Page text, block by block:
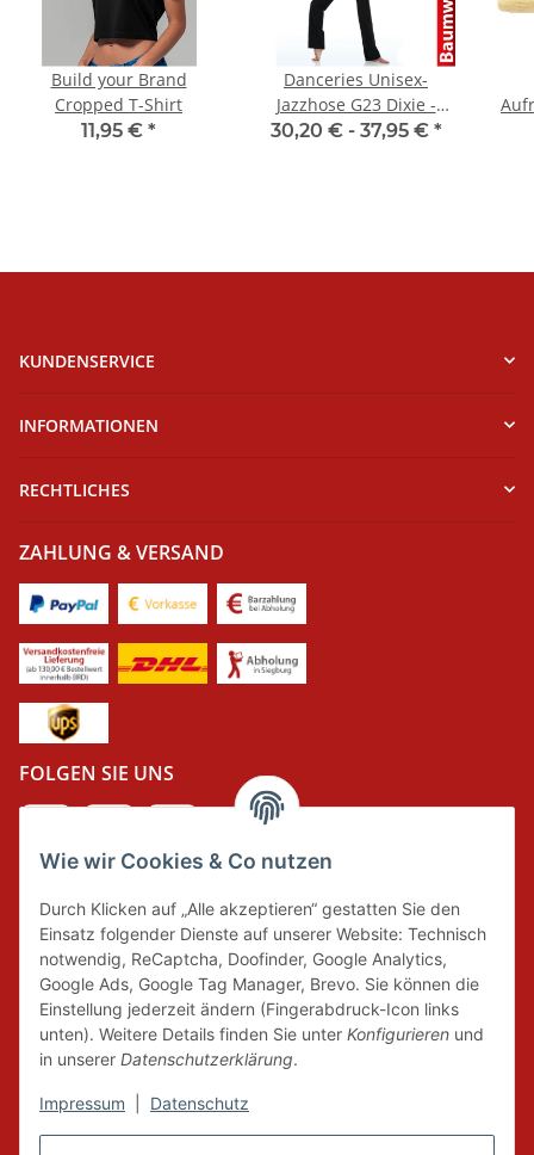
Wie wir Cookies & Co nutzen
Durch Klicken auf „Alle akzeptieren“ gestatten Sie den
Einsatz folgender Dienste auf unserer Website: Technisch
notwendig, ReCaptcha, Doofinder, Google Analytics,
Google Ads, Google Tag Manager, Brevo. Sie können die
Einstellung jederzeit ändern (Fingerabdruck-Icon links
unten). Weitere Details finden Sie unter Konfigurieren und
in unserer Datenschutzerklärung.
Impressum Datenschutz
Build your Brand
Cropped T-Shirt
11,95 € *
Danceries Unisex-
Jazzhose G23 Dixie -
Baumwolle
30,20 € - 37,95 € *
KUNDENSERVICE
INFORMATIONEN
RECHTLICHES
ZAHLUNG & VERSAND
FOLGEN SIE UNS
Wir tragen Verantwortung und erfüllen unsere
Pflichten zur Systembeteiligung nach dem
Verpackungsgesetz.
FAIRCOMMERCE
Wir sind seit 04.12.2015 Mitglied der Initiative